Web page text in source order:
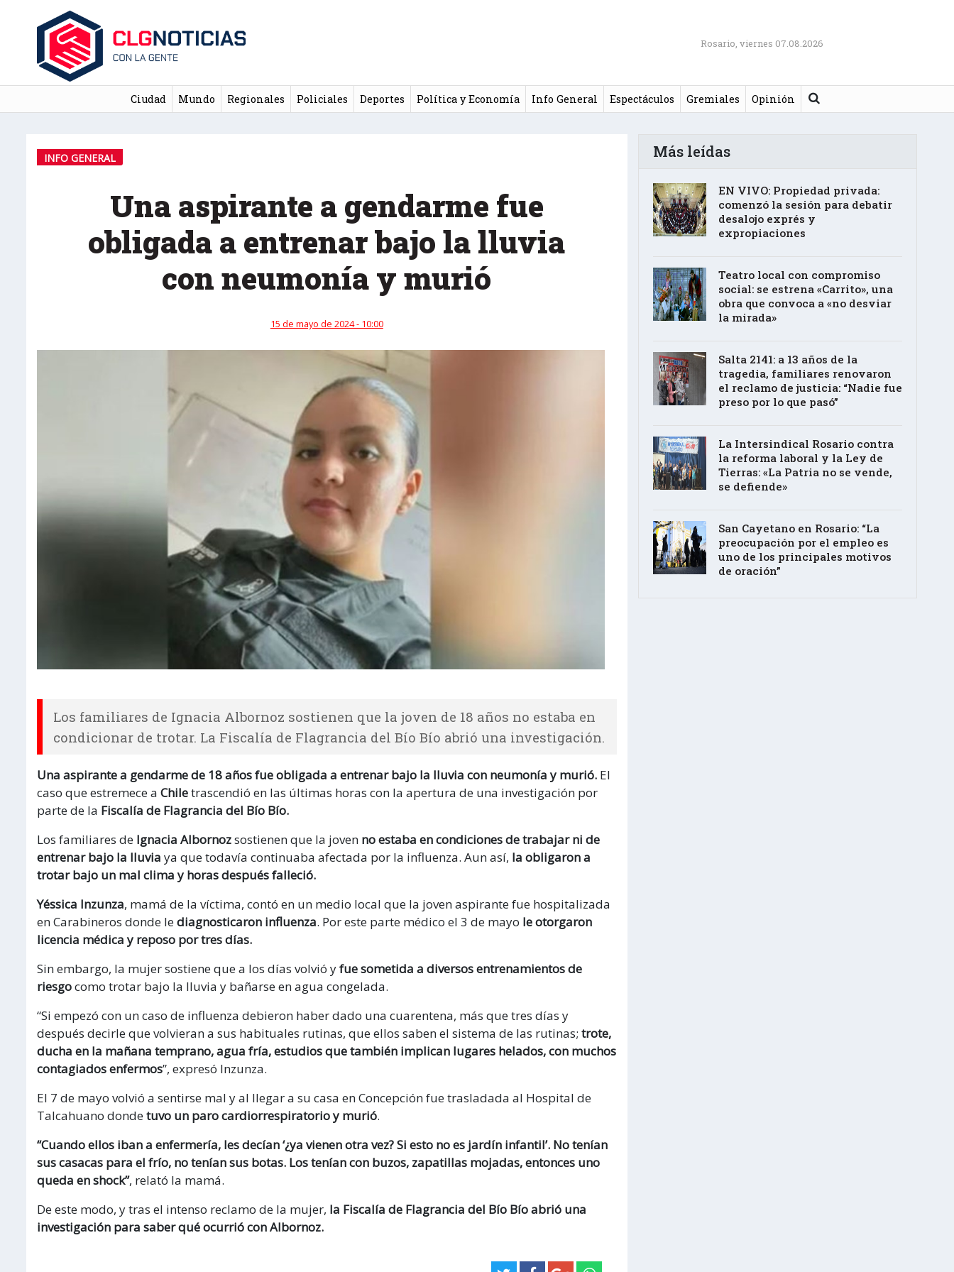
Rosario, viernes 07.08.2026
Ciudad Mundo Regionales Policiales Deportes Política y Economía Info General Espectáculos Gremiales Opinión Buscar
INFO GENERAL
Una aspirante a gendarme fue
obligada a entrenar bajo la lluvia
con neumonía y murió
15 de mayo de 2024 - 10:00
Los familiares de Ignacia Albornoz sostienen que la joven de 18 años no estaba en
condicionar de trotar. La Fiscalía de Flagrancia del Bío Bío abrió una investigación.
Una aspirante a gendarme de 18 años fue obligada a entrenar bajo la lluvia con neumonía y murió. El
caso que estremece a Chiletrascendió en las últimas horas con la apertura de una investigación por
parte de la Fiscalía de Flagrancia del Bío Bío.
Los familiares de Ignacia Albornozsostienen que la joven no estaba en condiciones de trabajar ni de
entrenar bajo la lluvia ya que todavía continuaba afectada por la influenza. Aun así, la obligaron a
trotar bajo un mal clima y horas después falleció.
Yéssica Inzunza, mamá de la víctima, contó en un medio local que la joven aspirante fue hospitalizada
en Carabineros donde lediagnosticaron influenza. Por este parte médico el 3 de mayo le otorgaron
licencia médica y reposo por tres días.
Sin embargo, la mujer sostiene que a los días volvió yfue sometida a diversos entrenamientos de
riesgocomo trotar bajo la lluvia y bañarse en agua congelada.
“Si empezó con un caso de influenza debieron haber dado una cuarentena, más que tres días y
después decirle que volvieran a sus habituales rutinas, que ellos saben el sistema de las rutinas; trote,
ducha en la mañana temprano, agua fría, estudios que también implican lugares helados, con muchos
contagiados enfermos”, expresó Inzunza.
El 7 de mayo volvió a sentirse mal y al llegar a su casa en Concepción fue trasladada al Hospital de
Talcahuano dondetuvo un paro cardiorrespiratorio y murió.
“Cuando ellos iban a enfermería, les decían ‘¿ya vienen otra vez? Si esto no es jardín infantil’. No tenían
sus casacas para el frío, no tenían sus botas. Los tenían con buzos, zapatillas mojadas, entonces uno
queda en shock”, relató la mamá.
De este modo, y tras el intenso reclamo de la mujer, la Fiscalía de Flagrancia del Bío Bío abrió una
investigación para saber qué ocurrió con Albornoz.
Más leídas
EN VIVO: Propiedad privada:
comenzó la sesión para debatir
desalojo exprés y
expropiaciones
Teatro local con compromiso
social: se estrena «Carrito», una
obra que convoca a «no desviar
la mirada»
Salta 2141: a 13 años de la
tragedia, familiares renovaron
el reclamo de justicia: “Nadie fue
preso por lo que pasó”
La Intersindical Rosario contra
la reforma laboral y la Ley de
Tierras: «La Patria no se vende,
se defiende»
San Cayetano en Rosario: “La
preocupación por el empleo es
uno de los principales motivos
de oración”